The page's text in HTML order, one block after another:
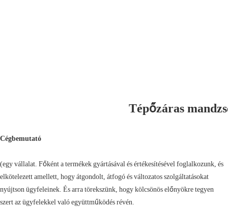
Tépőzáras
Cégbemutató
(egy vállalat. Főként a termékek gyártásával és értékesítésével foglalkozunk, és
elkötelezett amellett, hogy átgondolt, átfogó és változatos szolgáltatásokat
nyújtson ügyfeleinek. És arra törekszünk, hogy kölcsönös előnyökre tegyen
szert az ügyfelekkel való együttműködés révén.